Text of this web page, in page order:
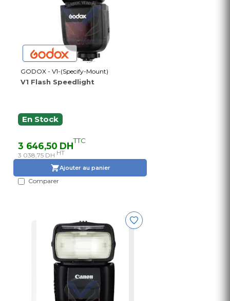
GODOX - V1-(Specify-Mount)
V1 Flash Speedlight
En Stock
3 646,50 DHTTC
3 038,75 DH HT
Ajouter au panier
Comparer